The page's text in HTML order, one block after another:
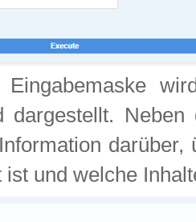
Eingabemaske
dargestellt.
ist und welche